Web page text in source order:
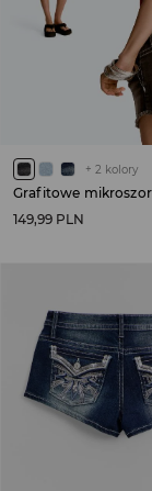
+ 2 kolory
149,99 PLN